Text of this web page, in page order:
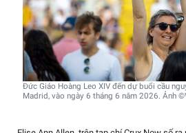
Đức Giáo Hoàng Leo XIV đến dự buổi cầu
Madrid, vào ngày 6 tháng 6 năm 2026. Ảnh